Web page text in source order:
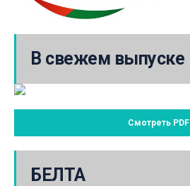
В свежем выпуске
Смотреть PDF
БЕЛТА